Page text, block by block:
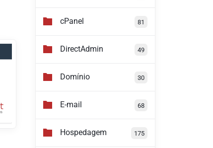
cPanel 81
DirectAdmin 49
Domínio 30
E-mail 68
Hospedagem 175